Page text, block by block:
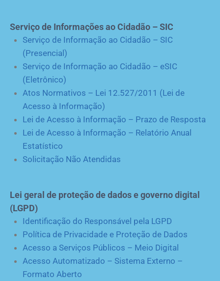
Serviço de Informações ao Cidadão – SIC
Serviço de Informação ao Cidadão – SIC
(Presencial)
Serviço de Informação ao Cidadão – eSIC
(Eletrônico)
Atos Normativos – Lei 12.527/2011 (Lei de
Acesso à Informação)
Lei de Acesso à Informação – Prazo de Resposta
Lei de Acesso à Informação – Relatório Anual
Estatístico
Solicitação Não Atendidas
Lei geral de proteção de dados e governo digital
(LGPD)
Identificação do Responsável pela LGPD
Política de Privacidade e Proteção de Dados
Acesso a Serviços Públicos – Meio Digital
Acesso Automatizado – Sistema Externo –
Formato Aberto